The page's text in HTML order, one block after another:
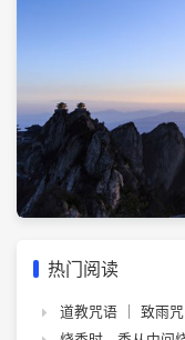
热门阅读
道教咒语 ｜ 致雨咒